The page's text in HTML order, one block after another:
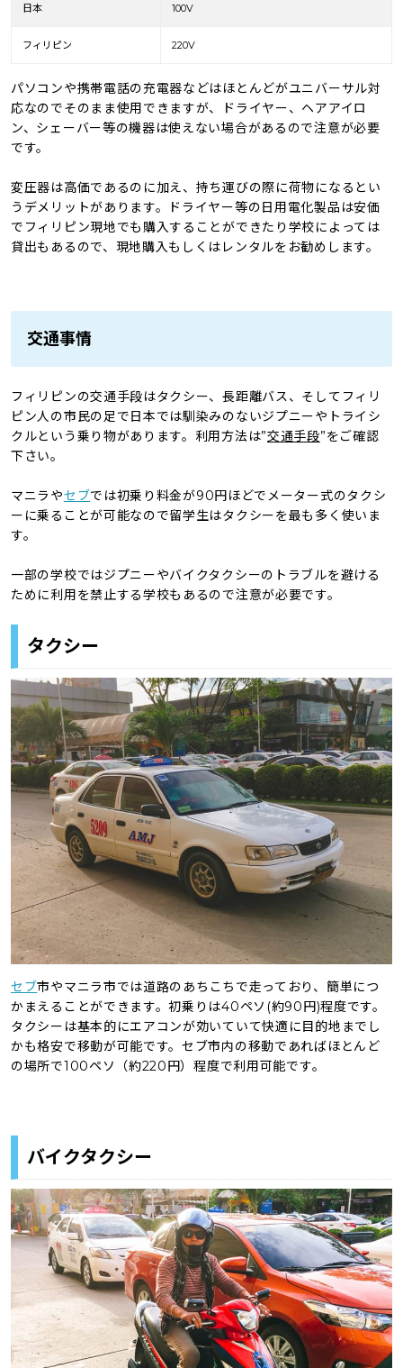
日本 100V
フィリピン 220V
パソコンや携帯電話の充電器などはほとんどがユニバーサル対
応なのでそのまま使用できますが、ドライヤー、ヘアアイロ
ン、シェーバー等の機器は使えない場合があるので注意が必要
です。
変圧器は高価であるのに加え、持ち運びの際に荷物になるとい
うデメリットがあります。ドライヤー等の日用電化製品は安価
でフィリピン現地でも購入することができたり学校によっては
貸出もあるので、現地購入もしくはレンタルをお勧めします。
交通事情
フィリピンの交通手段はタクシー、長距離バス、そしてフィリ
ピン人の市民の足で日本では馴染みのないジプニーやトライシ
クルという乗り物があります。利用方法は”交通手段”をご確認
下さい。
マニラやセブでは初乗り料金が90円ほどでメーター式のタクシ
ーに乗ることが可能なので留学生はタクシーを最も多く使いま
す。
一部の学校ではジプニーやバイクタクシーのトラブルを避ける
ために利用を禁止する学校もあるので注意が必要です。
タクシー
セブ市やマニラ市では道路のあちこちで走っており、簡単につ
かまえることができます。初乗りは40ペソ(約90円)程度です。
タクシーは基本的にエアコンが効いていて快適に目的地までし
かも格安で移動が可能です。セブ市内の移動であればほとんど
の場所で100ペソ（約220円）程度で利用可能です。
バイクタクシー